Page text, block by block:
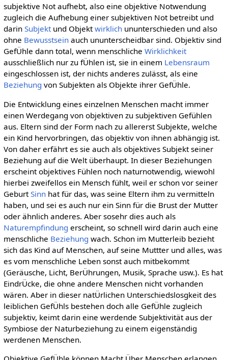
subjektive Not aufhebt, also eine objektive Notwendung
zugleich die Aufhebung einer subjektiven Not betreibt und
darin Subjektund Objektwirklichununterschieden und also
ohne Bewusstseinauch ununterscheidbar sind. Objektiv sind
GefÜhle dann total, wenn menschliche Wirklichkeit
ausschließlich nur zu fÜhlen ist, sie in einem Lebensraum
eingeschlossen ist, der nichts anderes zulässt, als eine
Beziehung von Subjekten als Objekte ihrer GefÜhle.
Die Entwicklung eines einzelnen Menschen macht immer
einen Werdegang von objektiven zu subjektiven Gefühlen
aus. Eltern sind der Form nach zu allererst Subjekte, welche
ein Kind hervorbringen, das objektiv von ihnen abhängig ist.
Von daher erfährt es sie auch als objektives Subjekt seiner
Beziehung auf die Welt überhaupt. In dieser Beziehungen
erscheint objektives Fühlen noch naturnotwendig, wiewohl
hierbei zweifellos ein Mensch fühlt, weil er schon vor seiner
GeburtSinnhat für das, was seine Eltern ihm zu vermitteln
haben, und sei es auch nur ein Sinn für die Brust der Mutter
oder ähnlich anderes. Aber sosehr dies auch als
Naturempfindung erscheint, so schnell wird darin auch eine
menschliche Beziehung wach. Schon im Mutterleib bezieht
sich das Kind auf Menschen, auf seine Muttter und alles, was
es vom menschliche Leben sonst auch mitbekommt
(Geräusche, Licht, BerÜhrungen, Musik, Sprache usw.). Es hat
EindrÜcke, die ohne andere Menschen nicht vorhanden
wären. Aber in dieser natÜrlichen Unterschiedslosgkeit des
leiblichen GefÜhls bestehen doch alle GefÜhle zugleich
subjektiv, keimt darin eine werdende Subjektivität aus der
Symbiose der Naturbeziehung zu einem eigenständig
werdenen Menschen.